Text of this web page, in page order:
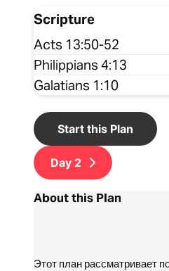
Scripture
Acts 13:50-52
Philippians 4:13
Galatians 1:10
Start this Plan
Day 2
About this Plan
Этот план рассматривает